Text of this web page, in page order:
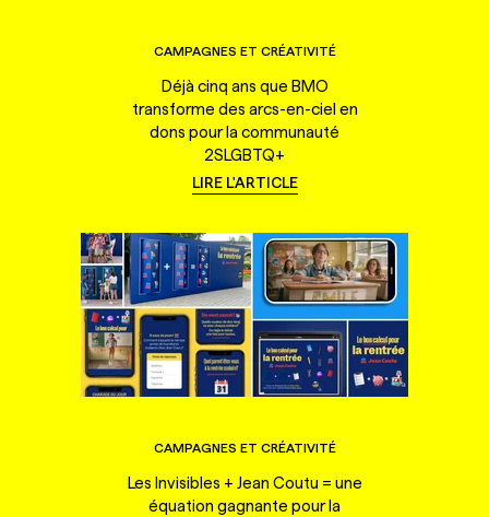
CAMPAGNES ET CRÉATIVITÉ
Déjà cinq ans que BMO
transforme des arcs-en-ciel en
dons pour la communauté
2SLGBTQ+
LIRE L'ARTICLE
CAMPAGNES ET CRÉATIVITÉ
Les Invisibles + Jean Coutu = une
équation gagnante pour la